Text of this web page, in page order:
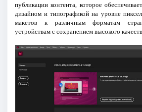
публикации контента, которое
дизайном и типографикой на уровне
макетов к различным форматам
устройствам с сохранением высокого